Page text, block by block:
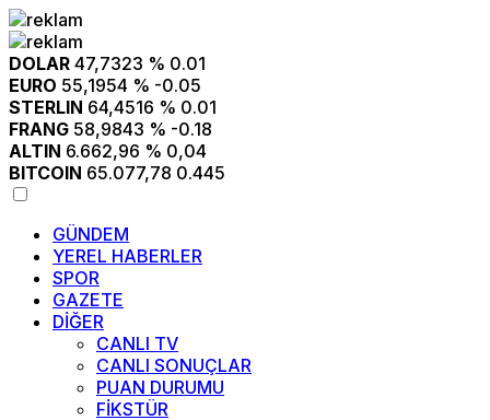
DOLAR 47,7323 % 0.01
EURO 55,1954 % -0.05
STERLIN 64,4516 % 0.01
FRANG 58,9843 % -0.18
ALTIN 6.662,96 % 0,04
BITCOIN 65.077,78 0.445
GÜNDEM
YEREL HABERLER
SPOR
GAZETE
DİĞER
CANLI TV
CANLI SONUÇLAR
PUAN DURUMU
FİKSTÜR